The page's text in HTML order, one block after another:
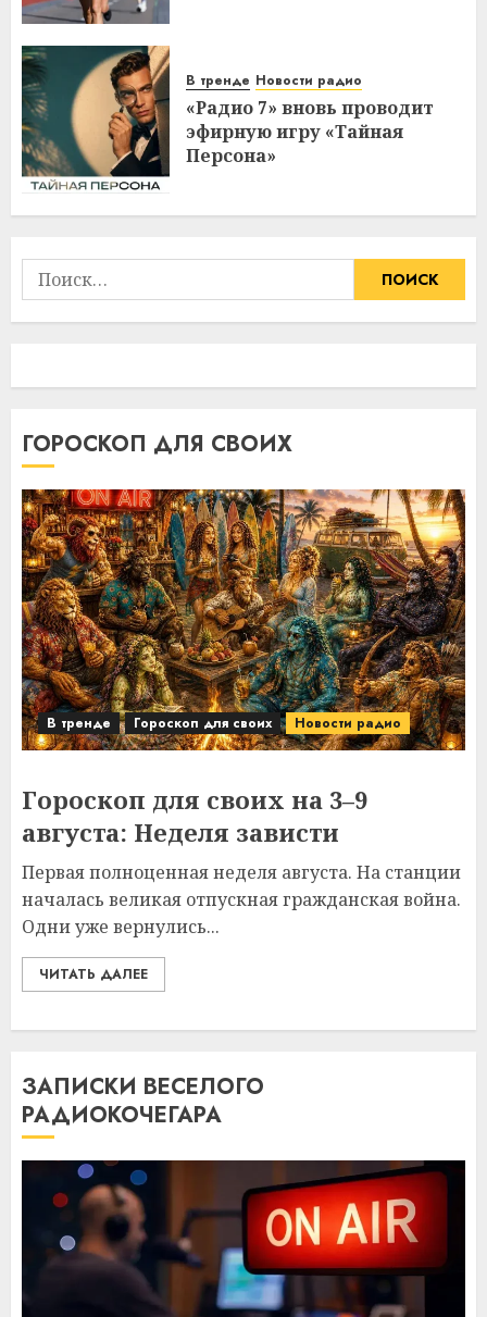
В тренде Новости радио
«Радио 7» вновь проводит
эфирную игру «Тайная
Персона»
Найти:
ГОРОСКОП ДЛЯ СВОИХ
В тренде Гороскоп для своих Новости радио
Гороскоп для своих на 3–9
августа: Неделя зависти
Первая полноценная неделя августа. На станции
началась великая отпускная гражданская война.
Одни уже вернулись...
ЧИТАТЬ ДАЛЕЕ
ЗАПИСКИ ВЕСЕЛОГО
РАДИОКОЧЕГАРА